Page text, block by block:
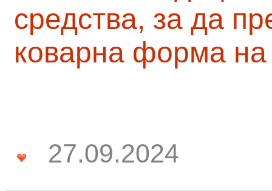
средства, за да
коварна форма на
27.09.2024